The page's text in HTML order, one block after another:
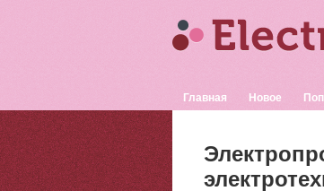
Главная Новое